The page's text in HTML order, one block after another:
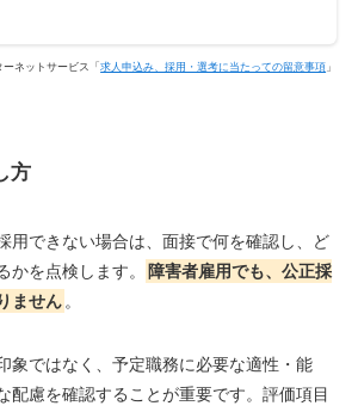
ネットサービス「求人申込み、採用・選考に当たっての留意事項 」
方
用できない場合は、面接で何を確認し、ど
かを点検します。
障害者雇用でも、公正採
ません 。
象ではなく、予定職務に必要な適性・能
配慮を確認することが重要です。評価項目